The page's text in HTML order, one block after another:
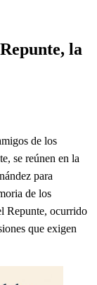
la
de los
se reúnen en la
para
de los
Repunte, ocurrido
que exigen